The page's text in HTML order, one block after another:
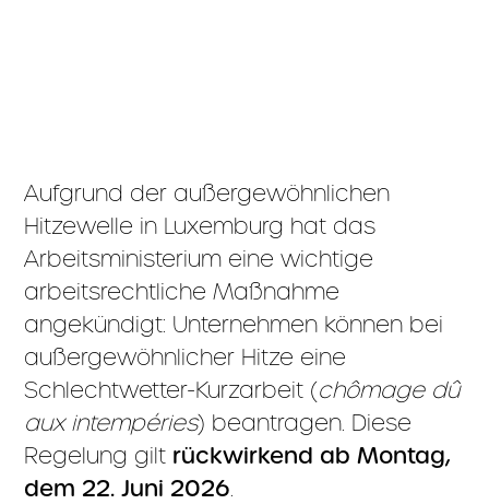
Aufgrund der außergewöhnlichen
Hitzewelle in Luxemburg hat das
Arbeitsministerium eine wichtige
arbeitsrechtliche Maßnahme
angekündigt: Unternehmen können bei
außergewöhnlicher Hitze eine
Schlechtwetter-Kurzarbeit (chômage dû
aux intempéries) beantragen. Diese
Regelung gilt rückwirkend ab Montag,
dem 22. Juni 2026.